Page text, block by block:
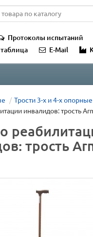
Протоколы испытаний
E-Mail
Трости 3-х и 4-х опорные
инвалидов: трость
трость